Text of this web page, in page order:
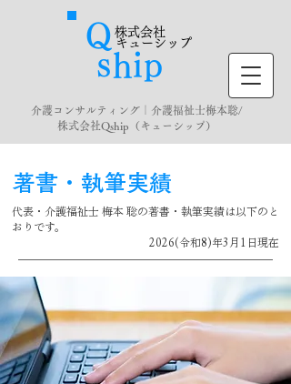
Ｑ株式会社
キューシップ
ｓ
​ｈｉ
ｐ
介護コンサルティング｜介護福祉士梅本聡/
株式会社Qship（キューシップ）
著書・執筆実績
代表・介護福祉士 梅本 聡の著書・執筆実績は以下のと
おりです。
2026(令和8)年3月1日現在